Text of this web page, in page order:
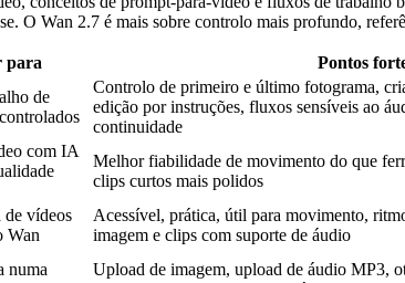
O Wan 2.7 é mais sobre controlo mais profundo,
para Pontos
de
Controlo de primeiro e último fotograma,
edição por instruções, fluxos sensíveis ao
continuidade
com IA
Melhor fiabilidade de movimento do que
clips curtos mais polidos
de vídeos
Wan
Acessível, prática, útil para movimento,
imagem e clips com suporte de áudio
numa
Upload de imagem, upload de áudio MP3,